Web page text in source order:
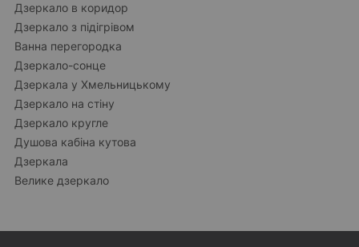
Дзеркало в коридор
Дзеркало з підігрівом
Ванна перегородка
Дзеркало-сонце
Дзеркала у Хмельницькому
Дзеркало на стіну
Дзеркало кругле
Душова кабіна кутова
Дзеркала
Велике дзеркало